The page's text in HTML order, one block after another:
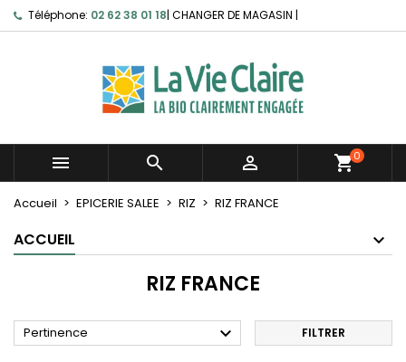
Téléphone: 02 62 38 01 18| CHANGER DE MAGASIN |
   shopping_cart0
Accueil EPICERIE SALEE RIZ RIZ FRANCE
ACCUEIL
RIZ FRANCE
Pertinence  FILTRER